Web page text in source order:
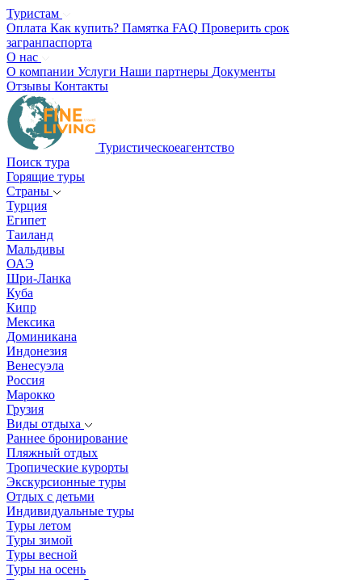
Туристам
Оплата Как купить? Памятка FAQ Проверить срок
загранпаспорта
О нас
О компании Услуги Наши партнеры Документы
Отзывы Контакты
Туристическоеагентство
Поиск тура
Горящие туры
Страны
Турция
Египет
Таиланд
Мальдивы
ОАЭ
Шри-Ланка
Куба
Кипр
Мексика
Доминикана
Индонезия
Венесуэла
Россия
Марокко
Грузия
Виды отдыха
Раннее бронирование
Пляжный отдых
Тропические курорты
Экскурсионные туры
Отдых с детьми
Индивидуальные туры
Туры летом
Туры зимой
Туры весной
Туры на осень